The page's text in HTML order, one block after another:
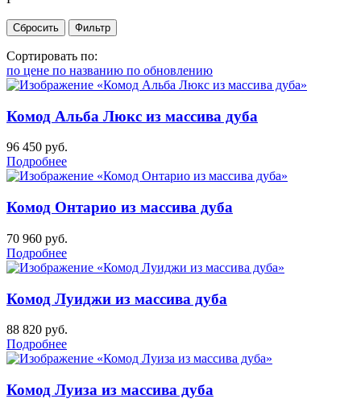
Сортировать по:
по цене по названию по обновлению
Комод Альба Люкс из массива дуба
96 450 руб.
Подробнее
Комод Онтарио из массива дуба
70 960 руб.
Подробнее
Комод Луиджи из массива дуба
88 820 руб.
Подробнее
Комод Луиза из массива дуба